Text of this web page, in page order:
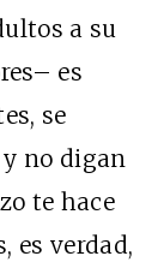
a su
es
se
no digan
te hace
es verdad,